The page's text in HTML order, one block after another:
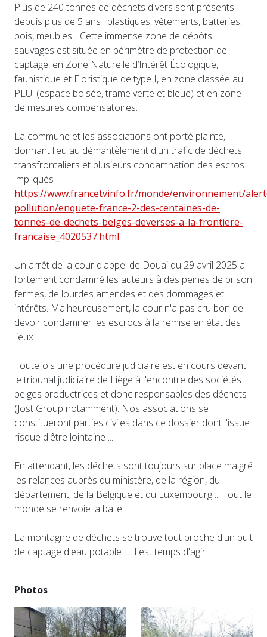
Plus de 240 tonnes de déchets divers sont présents
depuis plus de 5 ans : plastiques, vêtements, batteries,
bois, meubles... Cette immense zone de dépôts
sauvages est située en périmètre de protection de
captage, en Zone Naturelle d’Intérêt Écologique,
faunistique et Floristique de type I, en zone classée au
PLUi (espace boisée, trame verte et bleue) et en zone
de mesures compensatoires.
La commune et les associations ont porté plainte,
donnant lieu au démantèlement d'un trafic de déchets
transfrontaliers et plusieurs condamnation des escros
impliqués :
https://www.francetvinfo.fr/monde/environnement/
pollution/enquete-france-2-des-centaines-de-
tonnes-de-dechets-belges-deverses-a-la-frontiere-
francaise_4020537.html
Un arrêt de la cour d'appel de Douai du 29 avril 2025 a
fortement condamné les auteurs à des peines de prison
fermes, de lourdes amendes et des dommages et
intérêts. Malheureusement, la cour n'a pas cru bon de
devoir condamner les escrocs à la remise en état des
lieux.
Toutefois une procédure judiciaire est en cours devant
le tribunal judiciaire de Liège à l'encontre des sociétés
belges productrices et donc responsables des déchets
(Jost Group notamment). Nos associations se
constitueront parties civiles dans ce dossier dont l'issue
risque d'être lointaine ....
En attendant, les déchets sont toujours sur place malgré
les relances auprès du ministère, de la région, du
département, de la Belgique et du Luxembourg ... Tout le
monde se renvoie la balle.
La montagne de déchets se trouve tout proche d'un puit
de captage d'eau potable ... Il est temps d'agir !
Photos